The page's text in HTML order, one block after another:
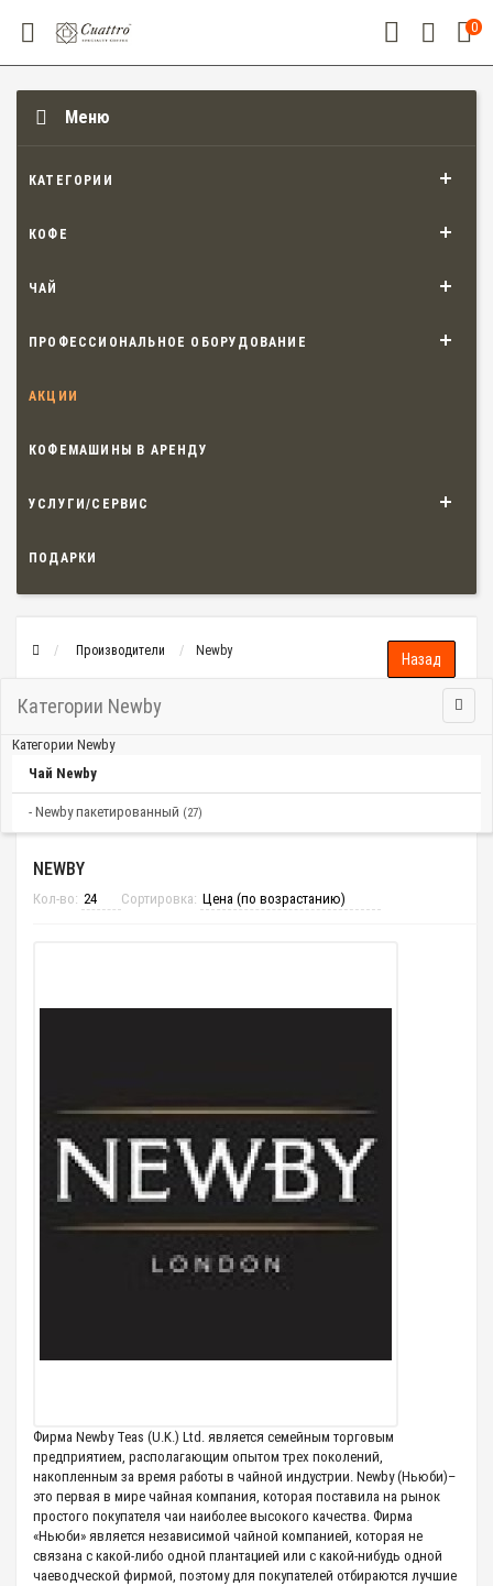
0
Меню
КАТЕГОРИИ
КОФЕ
ЧАЙ
ПРОФЕССИОНАЛЬНОЕ ОБОРУДОВАНИЕ
АКЦИИ
КОФЕМАШИНЫ В АРЕНДУ
УСЛУГИ/СЕРВИС
ПОДАРКИ
Производители Newby
Категории Newby
Категории Newby
Чай Newby
- Newby пакетированный (27)
NEWBY
Кол-во: Сортировка:
Фирма Newby Teas (U.K.) Ltd. является семейным торговым
предприятием, располагающим опытом трех поколений,
накопленным за время работы в чайной индустрии. Newby (Ньюби)–
это первая в мире чайная компания, которая поставила на рынок
простого покупателя чаи наиболее высокого качества. Фирма
«Ньюби» является независимой чайной компанией, которая не
связана с какой-либо одной плантацией или с какой-нибудь одной
чаеводческой фирмой, поэтому для покупателей отбираются лучшие